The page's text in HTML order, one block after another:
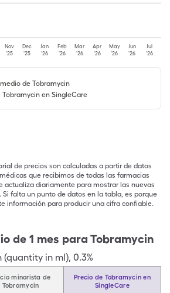
Nov
'25
Dec
'25
Jan
'26
Feb
'26
Mar
'26
Apr
'26
May
'26
Jun
'26
Jul
'26
de Tobramycin
Tobramycin en SingleCare
de precios son calculadas a partir de datos
que recibimos de todas las farmacias
actualiza diariamente para mostrar las nuevas
Si falta un punto de datos en la tabla, es porque
información para producir una cifra confiable.
de 1 mes para Tobramycin
(quantity in ml), 0.3%
minorista de
Tobramycin
Precio de Tobramycin en
SingleCare